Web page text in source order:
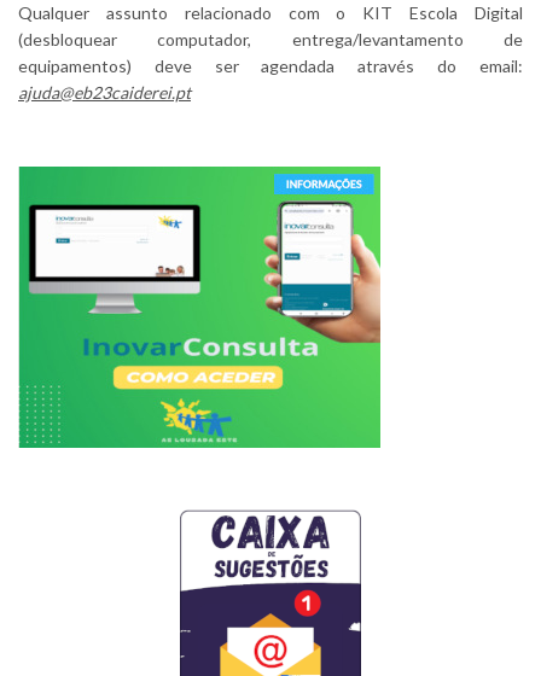
Qualquer assunto relacionado com o KIT Escola Digital
(desbloquear computador, entrega/levantamento de
equipamentos) deve ser agendada através do email:
ajuda@eb23caiderei.pt